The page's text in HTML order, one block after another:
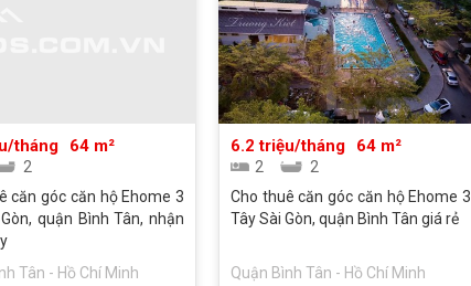
tháng 64 m²
2
căn góc căn hộ Ehome 3
quận Bình Tân, nhận
Tân - Hồ Chí Minh
6.2 triệu/tháng 64 m²
2
2
Cho thuê căn góc căn hộ Ehome 3
Tây Sài Gòn, quận Bình Tân giá rẻ
Quận Bình Tân - Hồ Chí Minh